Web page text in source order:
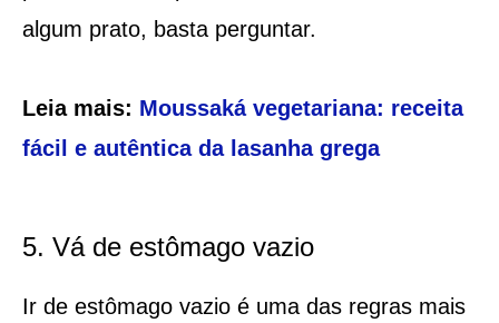
algum prato, basta perguntar.
Leia mais: Moussaká vegetariana: receita
fácil e autêntica da lasanha grega
5. Vá de estômago vazio
Ir de estômago vazio é uma das regras mais